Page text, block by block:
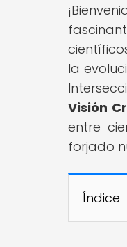
la
Visión
entre
forjado
Índice